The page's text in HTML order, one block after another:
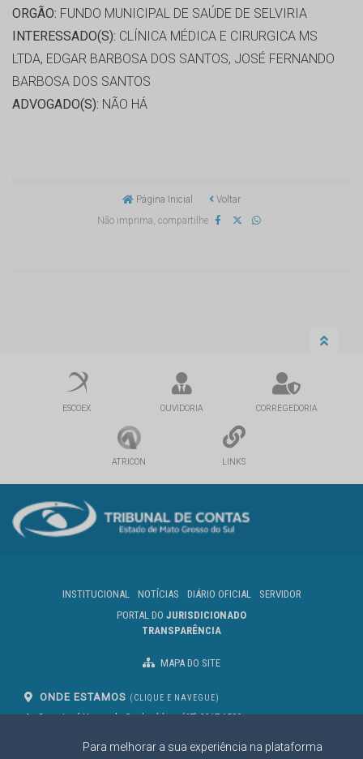
Para melhorar a sua experiência na plataforma
ORGÃO: FUNDO MUNICIPAL DE SAÚDE DE SELVIRIA
INTERESSADO(S): CLÍNICA MÉDICA E CIRURGICA MS
LTDA, EDGAR BARBOSA DOS SANTOS, JOSÉ FERNANDO
BARBOSA DOS SANTOS
ADVOGADO(S): NÃO HÁ
Página Inicial
Voltar
Não imprima, compartilhe
ESCOEX OUVIDORIA CORREGEDORIA
ATRICON LINKS
INSTITUCIONAL NOTÍCIAS DIÁRIO OFICIAL
SERVIDOR
PORTAL DO JURISDICIONADO
TRANSPARÊNCIA
MAPA DO SITE
ONDE ESTAMOS (CLIQUE E NAVEGUE)
Av. Des. José Nunes da Cunha, bloco
Campo Grande/MS
(67) 3317-1500